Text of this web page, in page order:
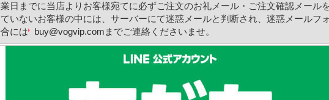
日までに当店よりお客様宛てに必ずご注文のお礼メール・ご注文確認メール
いないお客様の中には、サーバーにて迷惑メールと判断され、迷惑メールフ
には
buy@vogvip.com までご連絡くださいませ。